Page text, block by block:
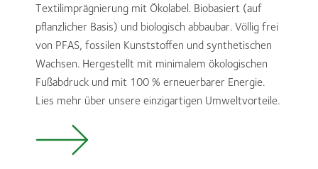
Textilimprägnierung mit Ökolabel. Biobasiert (auf
pflanzlicher Basis) und biologisch abbaubar. Völlig frei
von PFAS, fossilen Kunststoffen und synthetischen
Wachsen. Hergestellt mit minimalem ökologischen
Fußabdruck und mit 100 % erneuerbarer Energie.
Lies mehr über unsere einzigartigen Umweltvorteile.